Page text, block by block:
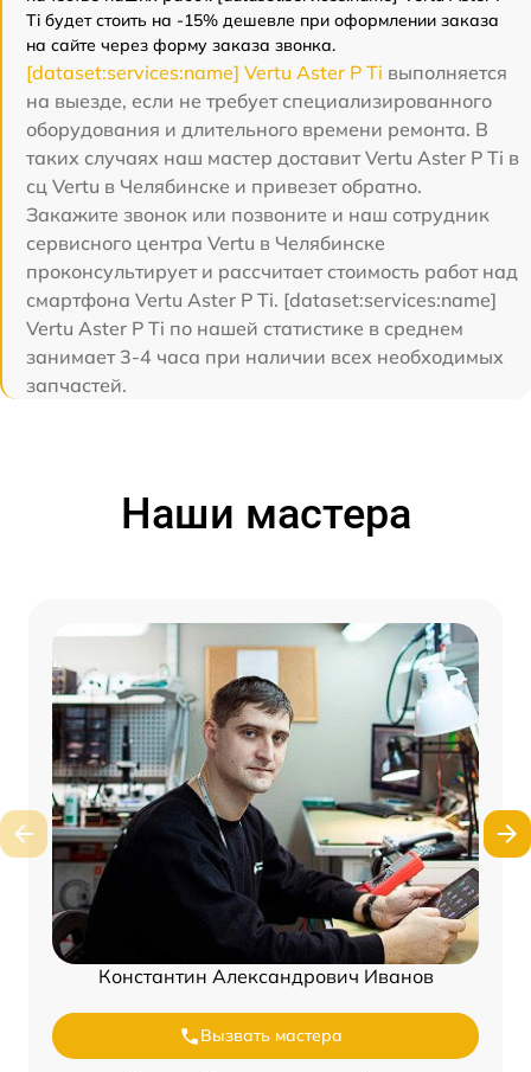
Ti будет стоить на -15% дешевле при оформлении заказа
на сайте через форму заказа звонка.
[dataset:services:name] Vertu Aster P Ti выполняется
на выезде, если не требует специализированного
оборудования и длительного времени ремонта. В
таких случаях наш мастер доставит Vertu Aster P Ti в
сц Vertu в Челябинске и привезет обратно.
Закажите звонок или позвоните и наш сотрудник
сервисного центра Vertu в Челябинске
проконсультирует и рассчитает стоимость работ над
смартфона Vertu Aster P Ti. [dataset:services:name]
Vertu Aster P Ti по нашей статистике в среднем
занимает 3-4 часа при наличии всех необходимых
запчастей.
Наши мастера
Константин Александрович Иванов
Вызвать мастера